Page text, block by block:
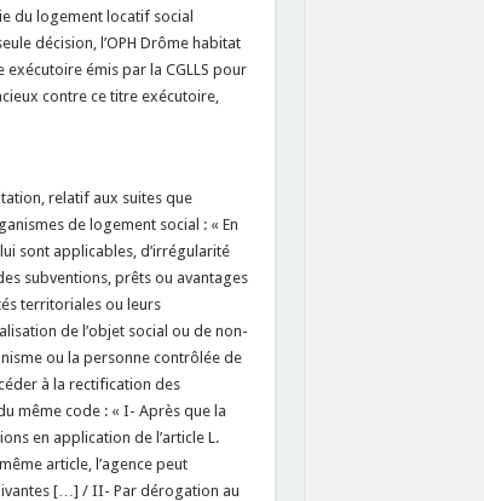
du logement locatif social
décision, l’OPH Drôme habitat
exécutoire émis par la CGLLS pour
contre ce titre exécutoire,
relatif aux suites que
de logement social : « En
sont applicables, d’irrégularité
subventions, prêts ou avantages
territoriales ou leurs
de l’objet social ou de non-
ou la personne contrôlée de
à la rectification des
même code : « I- Après que la
en application de l’article L.
article, l’agence peut
[…] / II- Par dérogation au